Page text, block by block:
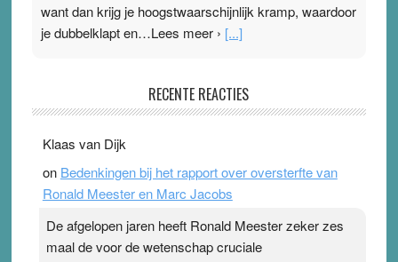
want dan krijg je hoogstwaarschijnlijk kramp, waardoor
je dubbelklapt en…Lees meer › [...]
Ward van Beek
topsporters. Ze hopen ermee hun hartslag te verlagen
terwijl ze meer zuurstof opnemen. Daarop heeft zo’n
pleister geen effect. Maar het gevoel ‘makkelijker te
Pleisterplakkers in de topspsort › [...]
RECENTE REACTIES
Klaas van Dijk
on Bedenkingen bij het rapport over oversterfte van
Ronald Meester en Marc Jacobs
De afgelopen jaren heeft Ronald Meester zeker zes
maal de voor de wetenschap cruciale